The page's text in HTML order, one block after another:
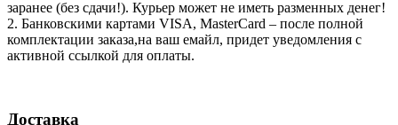
заранее (без сдачи!). Курьер может не иметь разменных денег!
2. Банковскими картами VISA, MasterCard – после полной
комплектации заказа,на ваш емайл, придет уведомления с
активной ссылкой для оплаты.
Доставка